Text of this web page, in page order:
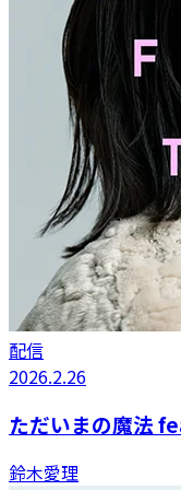
配信
2026.2.26
ただいまの魔法
鈴木愛理